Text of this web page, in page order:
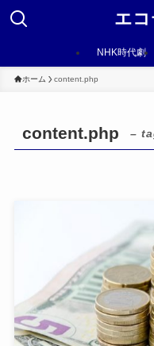
エ
NHK時代劇
ホーム content.php
content.php –